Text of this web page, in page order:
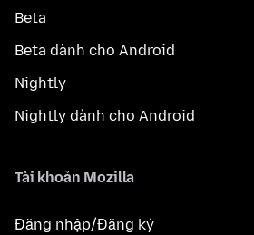
Beta
Beta dành cho Android
Nightly
Nightly dành cho Android
Tài khoản Mozilla
Đăng nhập/Đăng ký